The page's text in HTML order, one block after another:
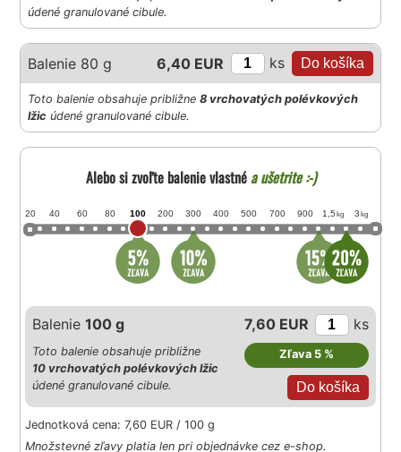
údené granulované cibule.
Balenie 80 g 6,40 EUR ks
Toto balenie obsahuje približne8 vrchovatých polévkových
lžic údené granulované cibule.
Alebo si zvoľte balenie vlastnéa ušetrite :-)
20 40 60 80 100 200 300 400 500 700 900 1,5 kg 3 kg
Balenie100 g 7,60 EUR ks
Zľava 5 %
Toto balenie obsahuje približne
10 vrchovatých polévkových lžic
údené granulované cibule.
Jednotková cena: 7,60 EUR / 100 g
Množstevné zľavy platia len pri objednávke cez e-shop.